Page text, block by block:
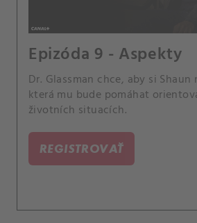
Epizóda 9 - Aspekty
Dr. Glassman chce, aby si Shaun
která mu bude pomáhat
životních situacích.
REGISTROVAŤ